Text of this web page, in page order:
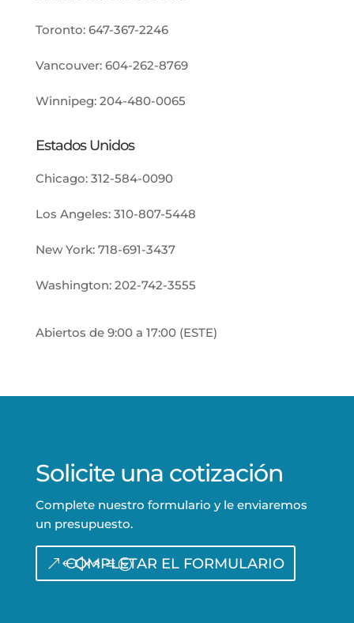
Toronto: 647-367-2246
Vancouver: 604-262-8769
Winnipeg: 204-480-0065
Estados Unidos
Chicago: 312-584-0090
Los Angeles: 310-807-5448
New York: 718-691-3437
Washington: 202-742-3555
Abiertos de 9:00 a 17:00 (ESTE)
Solicite una cotización
Complete nuestro formulario y le enviaremos
un presupuesto.
COMPLETAR EL FORMULARIO